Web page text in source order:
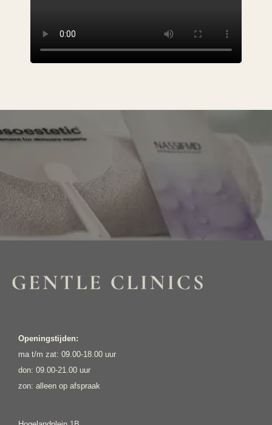
HUIDADVIES NODIG?
Openingstijden:
ma t/m zat: 09.00-18.00 uur
don: 09.00-21.00 uur
zon: alleen op afspraak